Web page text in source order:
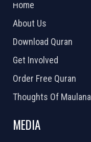
Home
About Us
Download Quran
Get Involved
Order Free Quran
Thoughts Of Maulana
MEDIA